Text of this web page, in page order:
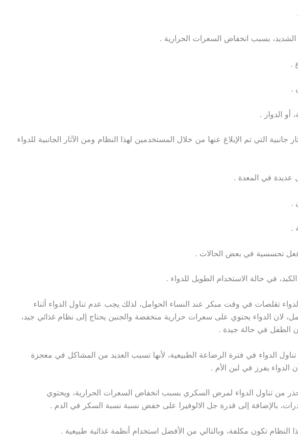
جانبية التي تم الإبلاغ عنها من خلال المستخدمين لهذا النظام ومن الآثار الجانبية للدواء
تقلصات في وقت مبكر عند النساء الحوامل، لذلك يجب عدم تناول الدواء أثناء
لان الدواء يحتوي على سعرات حرارية منخفضة والجنين يحتاج إلى نظام غذائي جيد،
الطفل في حالة جيدة .
الدواء في فترة الرضاعة الطبيعية، لأنها تسبب العديد من المشاكل في معجزة
الدواء يفرز في لبن الأم .
من تناول الدواء لمرض السكري بسبب انخفاض السعرات الحرارية، ويحتوي
بالإضافة إلى قدرة جل الالوفيرا على خفض نسبة نسبة السكر في الدم .
النظام تكون مكلفة، وبالتالي من الأفضل استخدام أنظمة غذائية طبيعية .